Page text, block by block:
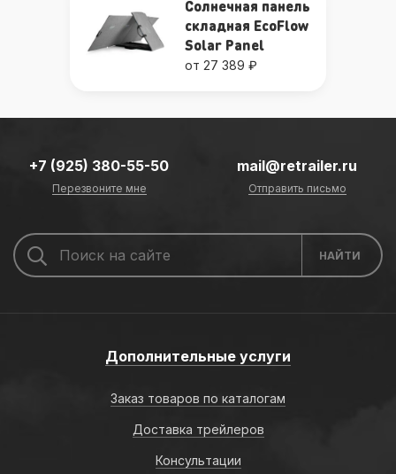
Солнечная панель
складная EcoFlow
Solar Panel
от 27 389 ₽
+7 (925) 380-55-50
Перезвоните мне
mail@retrailer.ru
Отправить письмо
Дополнительные услуги
Заказ товаров по каталогам
Доставка трейлеров
Консультации